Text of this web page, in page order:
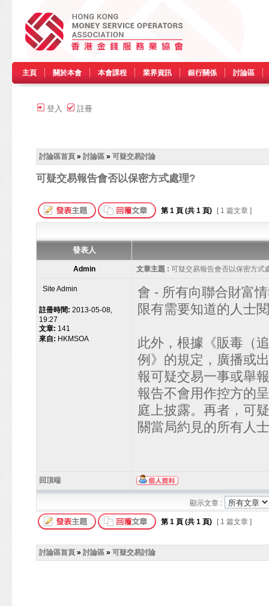
主頁 關於本會 本會課程 業界資訊 銀行關係 討論區
登入 註冊
討論區首頁 » 討論區 » 可疑交易討論
可疑交易報告會否以保密方式處理?
第 1 頁 (共 1 頁) [ 1 篇文章 ]
發表人
Admin 文章主題 : 可疑交易報告會否以保密方式
Site Admin
註冊時間: 2013-05-08,
19:27
文章: 141
來自: HKMSOA
會 - 所有向聯合財富
限有需要知道的人士
此外，根據《販毒（
例》的規定，廣播或
報可疑交易一事或舉
報告不會用作控方的
庭上披露。再者，可
關當局約見的所有人
回頂端
顯示文章 :
第 1 頁 (共 1 頁) [ 1 篇文章 ]
討論區首頁 » 討論區 » 可疑交易討論